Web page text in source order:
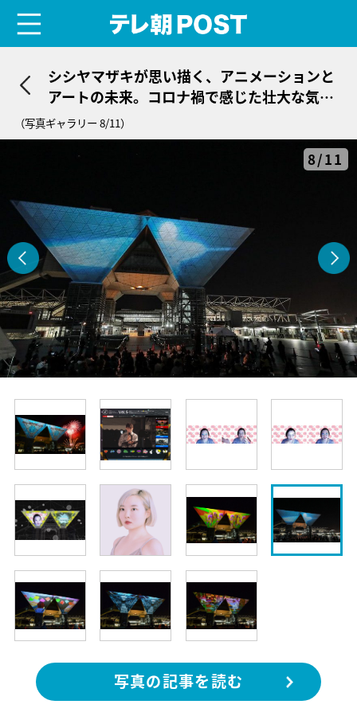
シシヤマザキが思い描く、アニメーションと
アートの未来。コロナ禍で感じた壮大な気づ
きと希望
（写真ギャラリー 8/11）
8/11
写真の記事を読む